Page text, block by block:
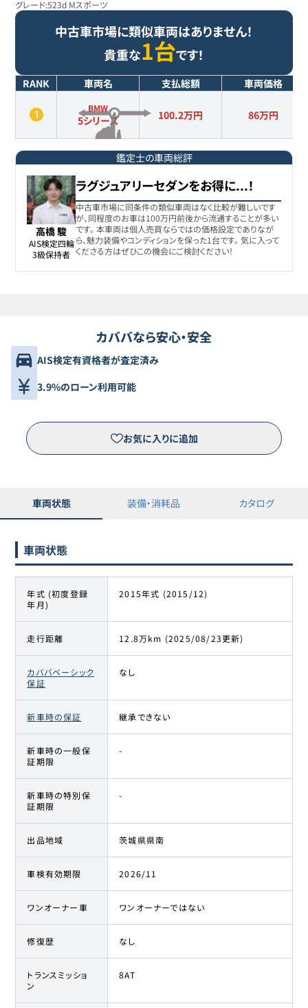
グレード:523d Mスポーツ
中古車市場に類似車両はありません！
貴重な1台です！
RANK 車両名 支払総額 車両価格
BMW
5シリーズ 100.2万円 86万円
鑑定士の車両総評
高橋 駿
AIS検定四輪
3級保持者
ラグジュアリーセダンをお得に...！
中古車市場に同条件の類似車両はなく比較が難しいです
が、同程度のお車は100万円前後から流通することが多い
です。 本車両は個人売買ならではの価格設定でありなが
ら、魅力装備やコンディションを保った1台です。 気に入って
くださる方はぜひこの機会にご検討ください！
カババなら安心・安全
AIS検定有資格者が査定済み
3.9%のローン利用可能
お気に入りに追加
車両状態 装備・消耗品 カタログ
車両状態
年式 (初度登録
年月)
2015年式 (2015/12)
走行距離 12.8万km (2025/08/23更新)
カババベーシック
保証
なし
新車時の保証 継承できない
新車時の一般保
証期限
-
新車時の特別保
証期限
-
出品地域 茨城県県南
車検有効期限 2026/11
ワンオーナー車 ワンオーナーではない
修復歴 なし
トランスミッショ
ン
8AT